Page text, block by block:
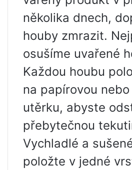
několika dnech,
houby zmrazit.
osušíme uvařené
Každou houbu
na papírovou
utěrku, abyste
přebytečnou
Vychladlé a
položte v jedné